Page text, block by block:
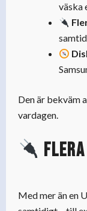
väska
Den är bekväm
vardagen.
Med mer än en